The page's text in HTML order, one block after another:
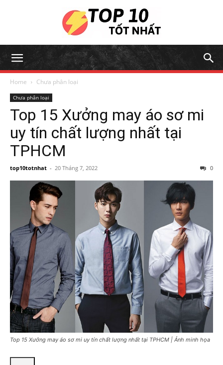
Home Chưa phân loại
Chưa phân loại
Top 15 Xưởng may áo sơ mi
uy tín chất lượng nhất tại
TPHCM
top10totnhat - 20 Tháng 7, 2022 0
Top 15 Xưởng may áo sơ mi uy tín chất lượng nhất tại TPHCM | Ảnh minh họa